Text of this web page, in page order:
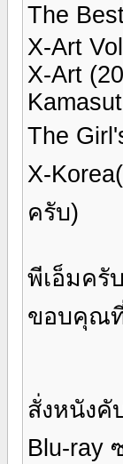
The
X-Art
X-Art
The
X-
ครับ)
พีเอ็มครับ
ขอบคุณที่
สั่งหนังคั
Blu-ray